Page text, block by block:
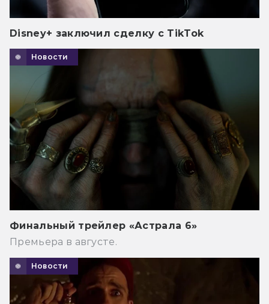
Disney+ заключил сделку с TikTok
Новости
Финальный трейлер «Астрала 6»
Премьера в августе.
Новости